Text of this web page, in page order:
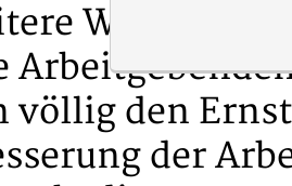
völlig den
der